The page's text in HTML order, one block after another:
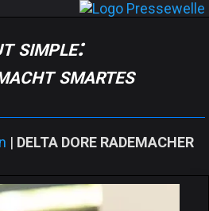
simple:
smartes
| DELTA DORE RADEMACHER